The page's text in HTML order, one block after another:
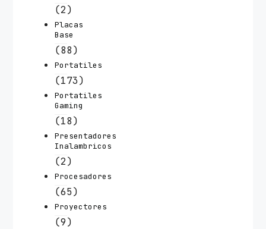
(2)
Placas
Base
(88)
Portatiles
(173)
Portatiles
Gaming
(18)
Presentadores
Inalambricos
(2)
Procesadores
(65)
Proyectores
(9)